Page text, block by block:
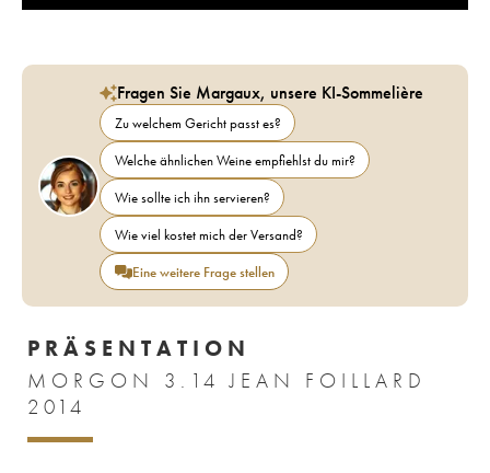
Fragen Sie Margaux, unsere KI-Sommelière
Zu welchem Gericht passt es?
Welche ähnlichen Weine empfiehlst du mir?
Wie sollte ich ihn servieren?
Wie viel kostet mich der Versand?
Eine weitere Frage stellen
PRÄSENTATION
MORGON 3.14 JEAN FOILLARD
2014